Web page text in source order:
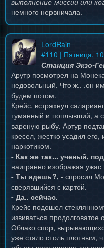
немного нервничала.
LordRain
#110 | Пятница,
Станция Экзо-
Арутр посмотрел на
недовольный. Что ж.. .он
будем потом.
Крейс, встряхнул
туманный и поплывший, а
вареную рыбу. Артур
кресел, жестко усадил
наркотиком.
- Как же так... ученый,
наигранно изображая
- Ты идешь?, - спросил
сверявшийся с картой.
- Да.. сейчас.
Крейс подошел
извиваться
Облако спор,
уже стало столь плотным,